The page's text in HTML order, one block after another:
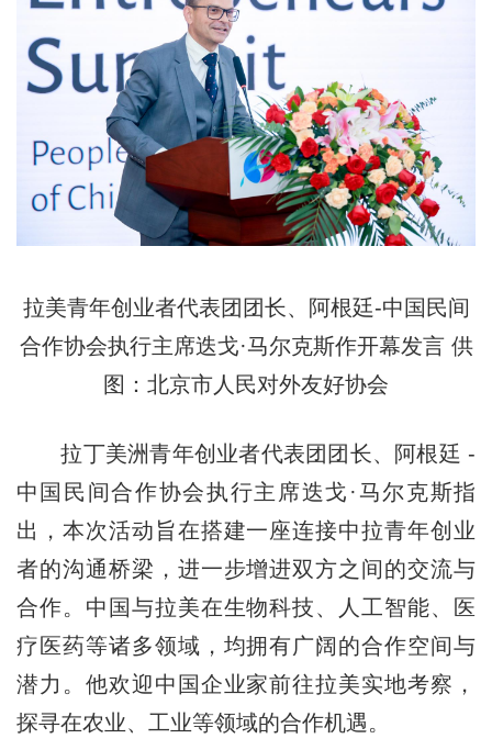
拉美青年创业者代表团团长、阿根廷-中国民间
合作协会执行主席迭戈·马尔克斯作开幕发言 供
图：北京市人民对外友好协会
拉丁美洲青年创业者代表团团长、阿根廷 -
中国民间合作协会执行主席迭戈·马尔克斯指
出，本次活动旨在搭建一座连接中拉青年创业
者的沟通桥梁，进一步增进双方之间的交流与
合作。中国与拉美在生物科技、人工智能、医
疗医药等诸多领域，均拥有广阔的合作空间与
潜力。他欢迎中国企业家前往拉美实地考察，
探寻在农业、工业等领域的合作机遇。